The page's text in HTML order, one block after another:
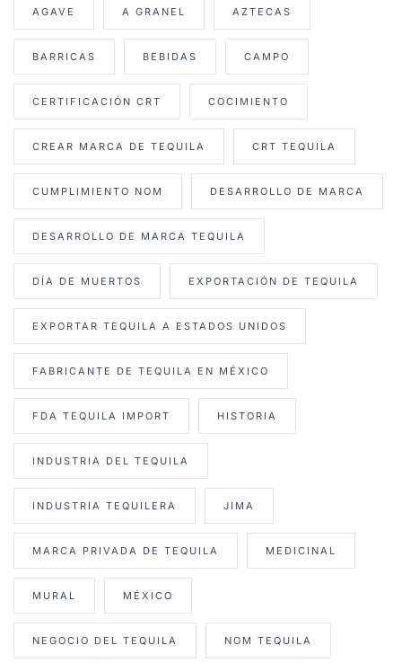
AGAVE A GRANEL AZTECAS
BARRICAS BEBIDAS CAMPO
CERTIFICACIÓN CRT COCIMIENTO
CREAR MARCA DE TEQUILA CRT TEQUILA
CUMPLIMIENTO NOM DESARROLLO DE MARCA
DESARROLLO DE MARCA TEQUILA
DÍA DE MUERTOS EXPORTACIÓN DE TEQUILA
EXPORTAR TEQUILA A ESTADOS UNIDOS
FABRICANTE DE TEQUILA EN MÉXICO
FDA TEQUILA IMPORT HISTORIA
INDUSTRIA DEL TEQUILA
INDUSTRIA TEQUILERA JIMA
MARCA PRIVADA DE TEQUILA MEDICINAL
MURAL MÉXICO
NEGOCIO DEL TEQUILA NOM TEQUILA